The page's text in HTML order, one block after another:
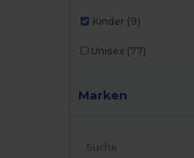
Kinder (9)
Unisex (77)
Marken